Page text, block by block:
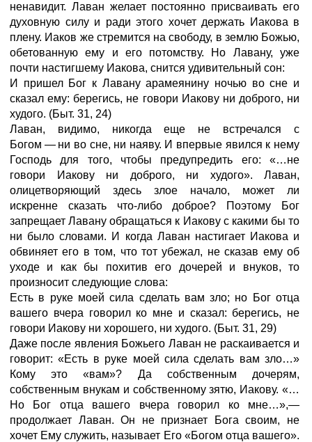
ненавидит. Лаван желает постоянно присваивать его
духовную силу и ради этого хочет держать Иакова в
плену. Иаков же стремится на свободу, в землю Божью,
обетованную ему и его потомству. Но Лавану, уже
почти настигшему Иакова, снится удивительный сон:
И пришел Бог к Лавану арамеянину ночью во сне и
сказал ему: берегись, не говори Иакову ни доброго, ни
худого. (Быт. 31, 24)
Лаван, видимо, никогда еще не встречался с
Богом — ни во сне, ни наяву. И впервые явился к нему
Господь для того, чтобы предупредить его: «…не
говори Иакову ни доброго, ни худого». Лаван,
олицетворяющий здесь злое начало, может ли
искренне сказать что-либо доброе? Поэтому Бог
запрещает Лавану обращаться к Иакову с какими бы то
ни было словами. И когда Лаван настигает Иакова и
обвиняет его в том, что тот убежал, не сказав ему об
уходе и как бы похитив его дочерей и внуков, то
произносит следующие слова:
Есть в руке моей сила сделать вам зло; но Бог отца
вашего вчера говорил ко мне и сказал: берегись, не
говори Иакову ни хорошего, ни худого. (Быт. 31, 29)
Даже после явления Божьего Лаван не раскаивается и
говорит: «Есть в руке моей сила сделать вам зло…»
Кому это «вам»? Да собственным дочерям,
собственным внукам и собственному зятю, Иакову. «…
Но Бог отца вашего вчера говорил ко мне…»,—
продолжает Лаван. Он не признает Бога своим, не
хочет Ему служить, называет Его «Богом отца вашего».